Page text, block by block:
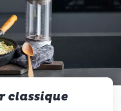
classique